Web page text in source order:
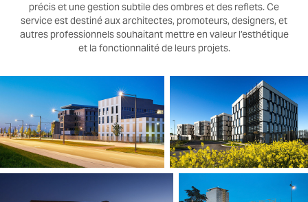
précis et une gestion subtile des ombres et des reflets. Ce
service est destiné aux architectes, promoteurs, designers, et
autres professionnels souhaitant mettre en valeur l’esthétique
et la fonctionnalité de leurs projets.